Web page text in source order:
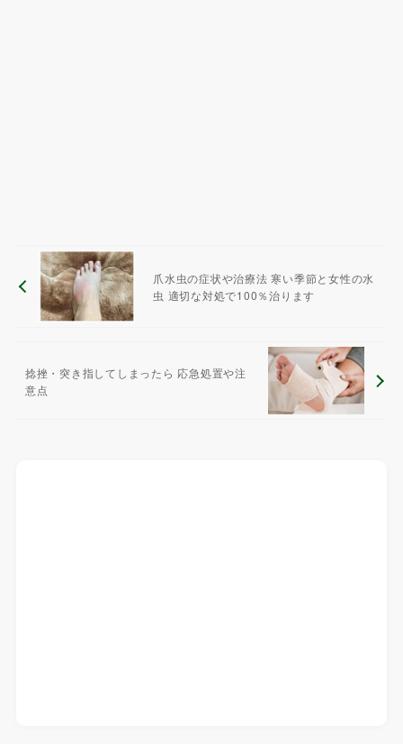
爪水虫の症状や治療法 寒い季節と女性の水
虫 適切な対処で100％治ります
捻挫・突き指してしまったら 応急処置や注
意点